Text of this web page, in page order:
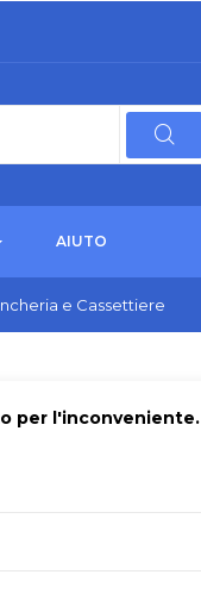
AIUTO
e Cassettiere
per l'inconveniente.